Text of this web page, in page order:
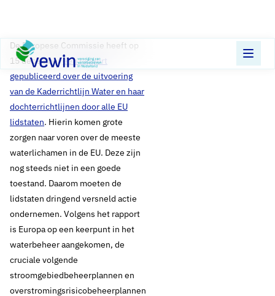
Direct naar content
Terug naar de startpagina
De Europese Commissie heeft op
15 decembereen rapport
gepubliceerd over de uitvoering
van de Kaderrichtlijn Water en haar
dochterrichtlijnen door alle EU
lidstaten. Hierin komen grote
zorgen naar voren over de meeste
waterlichamen in de EU. Deze zijn
nog steeds niet in een goede
toestand. Daarom moeten de
lidstaten dringend versneld actie
ondernemen. Volgens het rapport
is Europa op een keerpunt in het
waterbeheer aangekomen, de
cruciale volgende
stroomgebiedbeheerplannen en
overstromingsrisicobeheerplannen